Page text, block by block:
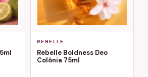
REBELLE
Rebelle Boldness Deo
Colônia 75ml